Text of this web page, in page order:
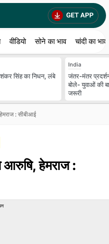
वीडियो सोने का भाव चांदी का भाव
सिंह का निधन, लंबे
India
जंतर-मंतर
बोले- युवाओं की
जरूरी
: सीबीआई
हेमराज :